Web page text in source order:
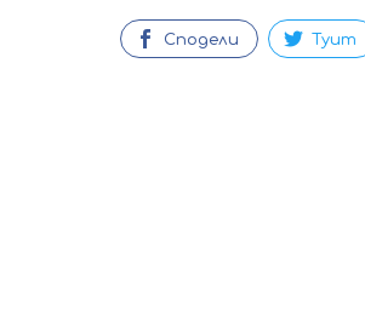
Сподели Туит